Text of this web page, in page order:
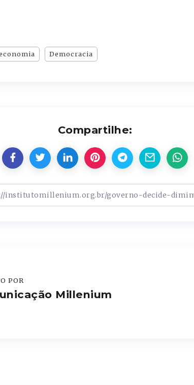
Democracia
Compartilhe:
POR
Millenium